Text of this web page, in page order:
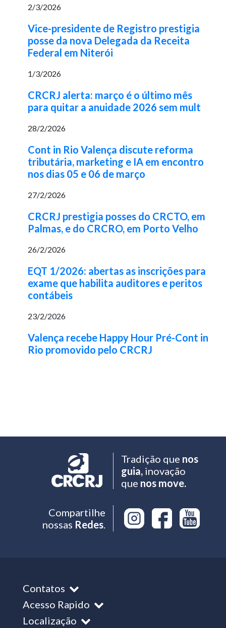
2/3/2026
Vice-presidente de Registro prestigia
posse da nova Delegada da Receita
Federal em Niterói
1/3/2026
CRCRJ alerta: março é o último mês
para quitar a anuidade 2026 sem mult
28/2/2026
Cont in Rio Valença discute reforma
tributária, marketing e IA em encontro
nos dias 05 e 06 de março
27/2/2026
CRCRJ prestigia posses do CRCTO, em
Palmas, e do CRCRO, em Porto Velho
26/2/2026
EQT 1/2026: abertas as inscrições para
exame que habilita auditores e peritos
contábeis
23/2/2026
Valença recebe Happy Hour Pré-Cont in
Rio promovido pelo CRCRJ
Tradição que nos
guia,inovação
que nos move.
Compartilhe
nossas Redes.
Contatos
Acesso Rapido
Localização